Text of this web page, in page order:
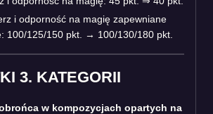
i odporność na magię zapewniane
100/125/150 pkt. → 100/130/180 pkt.
3. KATEGORII
w kompozycjach opartych na